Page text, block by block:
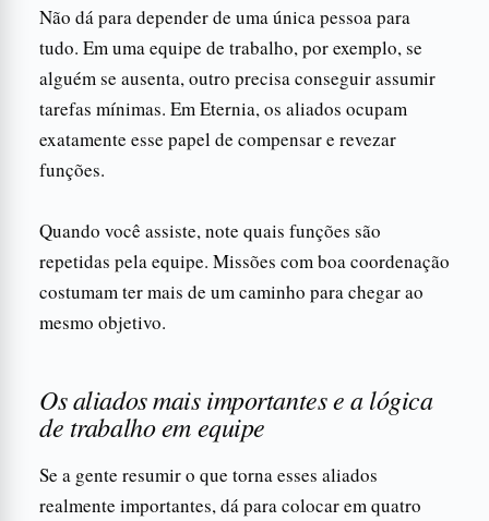
Não dá para depender de uma única pessoa para
tudo. Em uma equipe de trabalho, por exemplo, se
alguém se ausenta, outro precisa conseguir assumir
tarefas mínimas. Em Eternia, os aliados ocupam
exatamente esse papel de compensar e revezar
funções.
Quando você assiste, note quais funções são
repetidas pela equipe. Missões com boa coordenação
costumam ter mais de um caminho para chegar ao
mesmo objetivo.
Os aliados mais importantes e a lógica
de trabalho em equipe
Se a gente resumir o que torna esses aliados
realmente importantes, dá para colocar em quatro